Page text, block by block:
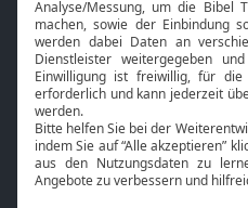
Bibel TV
Über uns
Jobs